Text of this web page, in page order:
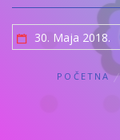
30. Maja 2018.
POČETNA